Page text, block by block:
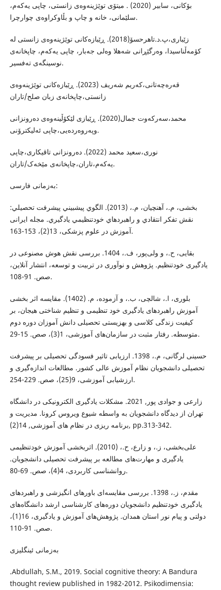
بۆكانى، سابیر (2020) . میتۆى توێژینه‌وه‌ى زانستى، چاپى یه‌كه‌م،
سلێمانى، خانه‌ و چاپ و بڵاوكراوه‌ى چوارچرا.
زێباری،پ.د.تاهرحسۆ(2018). ڕێبازەکانی توێژینەوەی زانستی لە
کۆمەڵناسیدا، وەرگێڕانی شەهلا وەلی جەبار، چاپی یەکەم، چاپخانەی
نوسینگەی تەفسیر.
قەرەچەتانی،کەریم شەریف (2023). ڕێبازەکانی توێژینەوەی
زانستی،چاپخانەی زبان صلح/تاران
محمد،سەرکەوت جمال(2020). ڕێبازی لێکۆڵینەوەی دەرونزانی
وپەروەردەیی،چاپی ئەلیکترۆنی.
نوری،سعید محمد (2022). دەرونزانی تاقیکاری،چاپی
یەکەم،تاران،چاپخانەی مێخەک/تاران.
بەزمانی فارسی:
بخشی، م.، آهنچیان، م.، (2013). الگوي پيشبيني پيشرفت تحصيلي:
نقش تفكر انتقادي و راهبردهاي خودتنظيمي يادگيري. مجله ایرانی
آموزش در علوم پزشکی، 13(2)، 153-163.
بقایی، ح.، و ولی‌پور، ف.، 1404. بررسی نقش هوش مصنوعی در
یادگیری خودتنظیم. پژوهش و نوآوری در تربیت و توسعه، انتشار آنلاین،
صص. 91-108.
بلوری، ا.، شالچی، ب.، و آزموده، م. (1402). مقایسه اثر بخشی
آموزش راهبردهای یادگیری خود تنظیمی و تنظیم شناختی هیجان، بر
کیفیت زندگی کلاسی و بهزیستی تحصیلی دانش آموزان دوره دوم
متوسطه. رفتار مثبت در سازمان‌های آموزشی، 1(3)، صص. 15-29.
حسینی لرگانی، م.، 1398. ارزیابی تاثیر فسودگی تحصیلی بر پیشرفت
تحصیلی دانشجویان نظام آموزش عالی کشور. مطالعات اندازه‌گیری و
ارزشیابی آموزشی، 9(25)، صص. 229-254.
زارعی و جوادی پور, 2021. مشکلات یادگیری الکترونیکی در دانشگاه
تهران از دیدگاه دانشجویان به واسطه شیوع ویروس کرونا. مدیریت و
برنامه ریزی در نظام های آموزشی, 14(2), pp.313-342.‎
علی‌بخشی، ز.، و زارع، ح.، (2010). اثربخشی آموزش خودتنظیمی
یادگیری و مهارت‌های مطالعه بر پیشرفت تحصیلی دانشجویان.
روانشناسی کاربردی، 4(4)، صص. 69-80.
مقدم، ز.، 1398. بررسی مقایسه‌ای باورهای انگیزشی و راهبردهای
یادگیری خودتنظیم دانشجویان دوره‌های کارشناسی ارشد دانشگاه‌های
دولتی و پیام نور استان همدان. پژوهش‌های آموزش و یادگیری، 16(1)،
صص. 91-110.
بەزمانی ئینگلیزی
.Abdullah, S.M., 2019. Social cognitive theory: A Bandura
thought review published in 1982-2012. Psikodimensia: